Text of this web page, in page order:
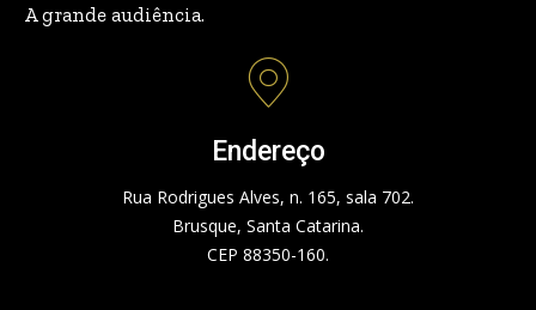
A grande audiência.
Endereço
Rua Rodrigues Alves, n. 165, sala 702.
Brusque, Santa Catarina.
CEP 88350-160.